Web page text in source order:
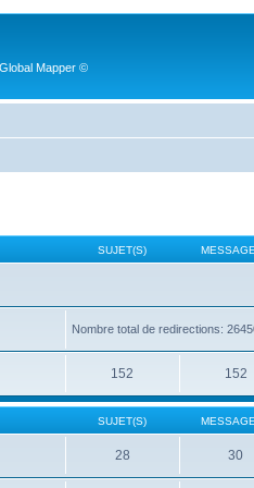
Mapper ©
SUJET(S)
Nombre total de redirections:
152 152
SUJET(S)
28 30